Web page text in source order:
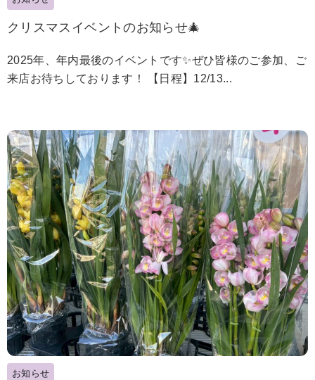
クリスマスイベントのお知らせ🎄
2025年、年内最後のイベントです✨ぜひ皆様のご参加、ご
来店お待ちしております！ 【日程】12/13...
お知らせ